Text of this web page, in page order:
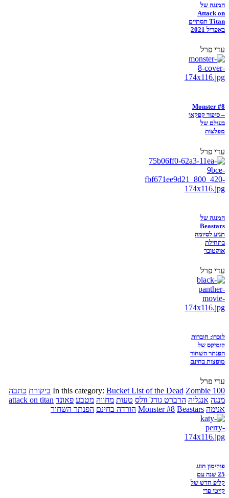
המנגה של
Attack on
Titan תסתיים
באפריל 2021
עדי פרל
Monster #8
– סיפור קפקאי
בעולם של
מפלצות
עדי פרל
המנגה של
Beastars
תגיע לסיומה
בתחילת
אוקטובר
עדי פרל
לזכרו: חוברות
קומיקס של
הפנתר השחור
מופצות בחינם
עדי פרל
In this category: Bucket List of the Dead Zombie 100 ביקורת כתבה
מנגה אנגליה הרברט גורג' וולס טעות מחווה מטבע פאונד attack on titan
אנימה
Monster #8 Beastars הורדה בחינם הפנתר השחור
פוקימון חוגג
25 שנה עם
קליפ חדש של
קייטי פרי